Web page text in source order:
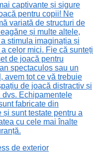
captivante și sigure
pentru copii! Ne
variată de structuri de
și multe altele,
stimula imaginația și
celor mici. Fie că sunteți
de joacă pentru
spectaculos sau un
avem tot ce vă trebuie
de joacă distractiv și
Echipamentele
fabricate din
sunt testate pentru a
cu cele mai înalte
de exterior